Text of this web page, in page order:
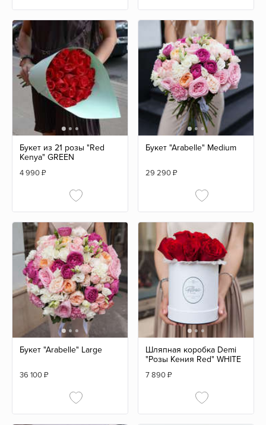
Букет из 21 розы "Red
Kenya" GREEN
4 990₽
Букет "Arabelle" Medium
29 290₽
Букет "Arabelle" Large
36 100₽
Шляпная коробка Demi
"Розы Кения Red" WHITE
7 890₽